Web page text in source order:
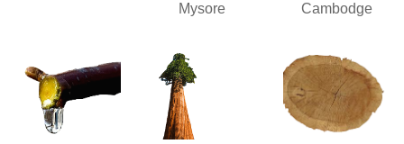
Mysore
Cambodge